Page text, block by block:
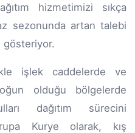
hizmetimizi sıkça
sezonunda artan talebi
gösteriyor.
işlek caddelerde ve
olduğu bölgelerde
dağıtım sürecini
Kurye olarak, kış